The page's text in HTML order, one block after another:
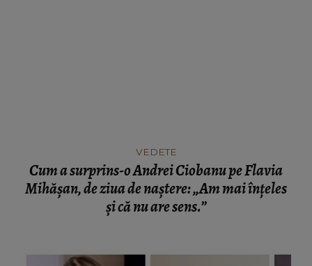
și că nu are sens.”